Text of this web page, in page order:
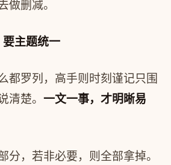
做删减。
要主题统一
都罗列，高手则时刻谨记只围
清楚。 一文一事，才明晰易
分，若非必要，则全部拿掉。